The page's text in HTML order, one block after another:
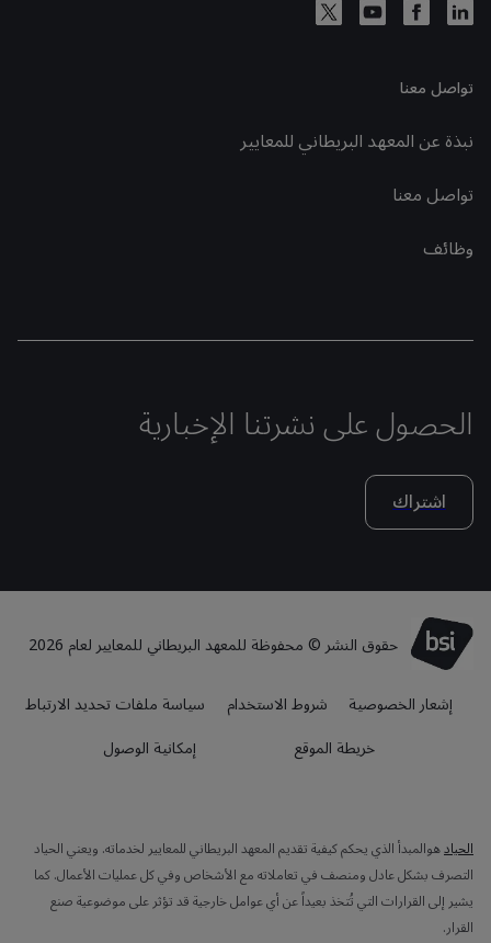
تواصل معنا
نبذة عن المعهد البريطاني للمعايير
تواصل معنا
وظائف
الحصول على نشرتنا الإخبارية
اشتراك
حقوق النشر © محفوظة للمعهد البريطاني للمعايير لعام 2026
إشعار الخصوصية
شروط الاستخدام
سياسة ملفات تحديد الارتباط
خريطة الموقع
إمكانية الوصول
الحيادهوالمبدأ الذي يحكم كيفية تقديم المعهد البريطاني للمعايير لخدماته. ويعني الحياد
التصرف بشكل عادل ومنصف في تعاملاته مع الأشخاص وفي كل عمليات الأعمال. كما
يشير إلى القرارات التي تُتخذ بعيداً عن أي عوامل خارجية قد تؤثر على موضوعية صنع
القرار.